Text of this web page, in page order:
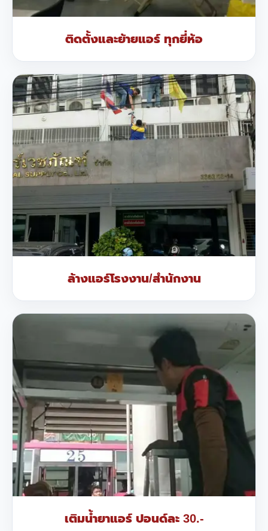
ติดตั้งและย้ายแอร์ ทุกยี่ห้อ
ล้างแอร์โรงงาน/สำนักงาน
เติมน้ำยาแอร์ ปอนด์ละ 30.-